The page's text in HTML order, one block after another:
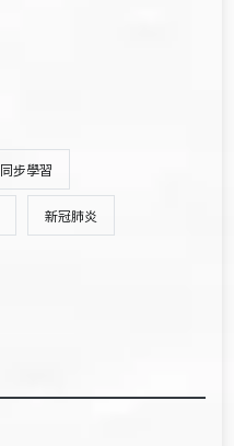
同步學習
新冠肺炎